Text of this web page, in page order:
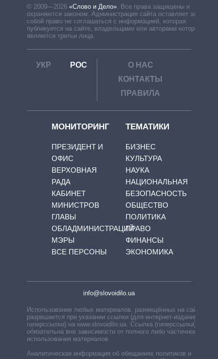
© 2009—2026 «Слово и Дело». Все права защищены и
охраняются законом. Администрация сайта оставляет за
собой право не соглашаться с информацией, которая
публикуется на сайте, владельцами или авторами которой
являются третьи лица.
УКР РОС
О НАС
КОНТАКТЫ
ПРАВИЛА
МОНИТОРИНГ
ПРЕЗИДЕНТ И
ОФИС
ВЕРХОВНАЯ
РАДА
КАБИНЕТ
МИНИСТРОВ
ГЛАВЫ
ОБЛАДМИНИСТРАЦИЙ
МЭРЫ
ВСЕ ПЕРСОНЫ
ТЕМАТИКИ
БИЗНЕС
КУЛЬТУРА
НАУКА
НАЦИОНАЛЬНАЯ
БЕЗОПАСНОСТЬ
ОБЩЕСТВО
ПОЛИТИКА
ПРАВО
ФИНАНСЫ
ЭКОНОМИКА
info@slovoidilo.ua
Использование любых материалов, размещённых на сайте,
разрешается при указании ссылки (для интернет-изданий —
гиперссылки) на www.slovoidilo.ua. Ссылка (гиперссылка)
обязательна вне зависимости от полного либо частичного
использования материалов.
Аналитическая информация об обещаниях политиков и